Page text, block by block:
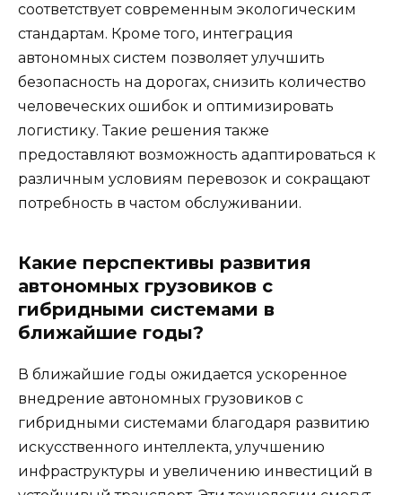
соответствует современным экологическим
стандартам. Кроме того, интеграция
автономных систем позволяет улучшить
безопасность на дорогах, снизить количество
человеческих ошибок и оптимизировать
логистику. Такие решения также
предоставляют возможность адаптироваться к
различным условиям перевозок и сокращают
потребность в частом обслуживании.
Какие перспективы развития
автономных грузовиков с
гибридными системами в
ближайшие годы?
В ближайшие годы ожидается ускоренное
внедрение автономных грузовиков с
гибридными системами благодаря развитию
искусственного интеллекта, улучшению
инфраструктуры и увеличению инвестиций в